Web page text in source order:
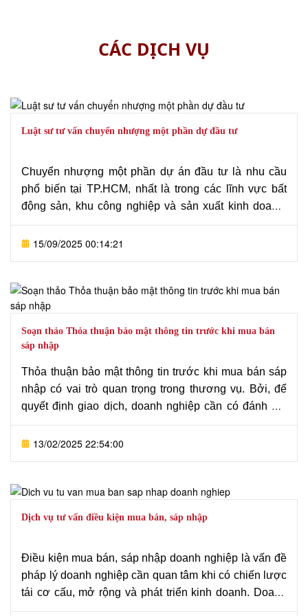
CÁC DỊCH VỤ
Luật sư tư vấn chuyển nhượng một phần dự đầu tư
Chuyển nhượng một phần dự án đầu tư là nhu cầu
phổ biến tại TP.HCM, nhất là trong các lĩnh vực bất
động sản, khu công nghiệp và sản xuất kinh doanh.
Thủ tục này phải tuân thủ chặt chẽ các quy định của
Luật Đầu tư 2020, Luật Đất đai, Luật Kinh doanh bất
trọn gói: tư vấn điều kiện pháp lý, soạn thảo hợp đồng
và hồ sơ, làm việc với cơ quan nhà nước có thẩm
quyền, đại diện khách hàng trong suốt quá trình để
đảm bảo thủ tục nhanh chóng, đúng luật và an toàn.
15/09/2025 00:14:21
Soạn thảo Thỏa thuận bảo mật thông tin trước khi mua bán
sáp nhập
Thỏa thuận bảo mật thông tin trước khi mua bán sáp
nhập có vai trò quan trọng trong thương vụ. Bởi, để
quyết định giao dịch, doanh nghiệp cần có đánh giá
tổng quan đối tác và cung cấp thông tin trước khi giao
kết hợp đồng là yêu cầu bắt buộc.
13/02/2025 22:54:00
Dịch vụ tư vấn điều kiện mua bán, sáp nhập
Điều kiện mua bán, sáp nhập doanh nghiệp là vấn đề
pháp lý doanh nghiệp cần quan tâm khi có chiến lược
tái cơ cấu, mở rộng và phát triển kinh doanh. Doanh
nghiệp muốn thực hiện hoạt động mua bán, sáp nhập